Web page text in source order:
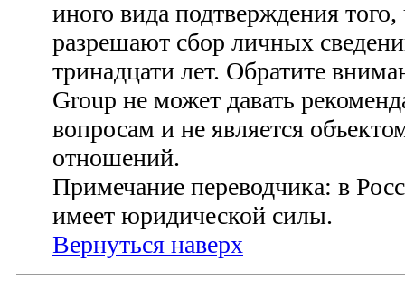
иного вида подтверждения
разрешают сбор личных
тринадцати лет. Обратите
Group не может давать
вопросам и не является
отношений.
Примечание переводчика: в
имеет юридической силы.
Вернуться наверх